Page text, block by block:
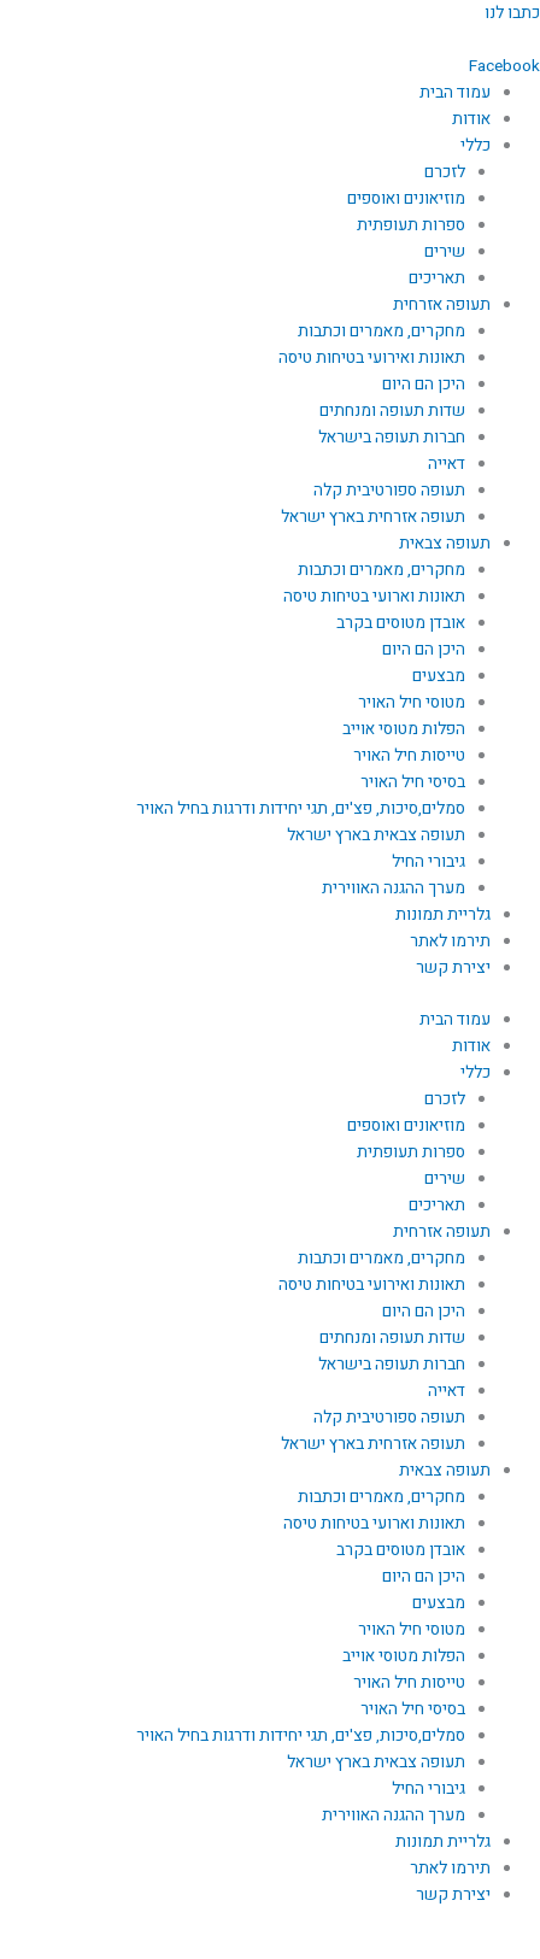
דילוג
כתבו לנו
Facebook
עמוד הבית
אודות
כללי
לזכרם
מוזיאונים ואוספים
ספרות תעופתית
שירים
תאריכים
תעופה אזרחית
מחקרים, מאמרים וכתבות
תאונות ואירועי בטיחות טיסה
היכן הם היום
שדות תעופה ומנחתים
חברות תעופה בישראל
דאייה
תעופה ספורטיבית קלה
תעופה אזרחית בארץ ישראל
תעופה צבאית
מחקרים, מאמרים וכתבות
תאונות וארועי בטיחות טיסה
אובדן מטוסים בקרב
היכן הם היום
מבצעים
מטוסי חיל האויר
הפלות מטוסי אוייב
טייסות חיל האויר
בסיסי חיל האויר
סמלים,סיכות, פצ'ים, תגי יחידות ודרגות בחיל האויר
תעופה צבאית בארץ ישראל
גיבורי החיל
מערך ההגנה האווירית
גלריית תמונות
תירמו לאתר
יצירת קשר
עמוד הבית
אודות
כללי
לזכרם
מוזיאונים ואוספים
ספרות תעופתית
שירים
תאריכים
תעופה אזרחית
מחקרים, מאמרים וכתבות
תאונות ואירועי בטיחות טיסה
היכן הם היום
שדות תעופה ומנחתים
חברות תעופה בישראל
דאייה
תעופה ספורטיבית קלה
תעופה אזרחית בארץ ישראל
תעופה צבאית
מחקרים, מאמרים וכתבות
תאונות וארועי בטיחות טיסה
אובדן מטוסים בקרב
היכן הם היום
מבצעים
מטוסי חיל האויר
הפלות מטוסי אוייב
טייסות חיל האויר
בסיסי חיל האויר
סמלים,סיכות, פצ'ים, תגי יחידות ודרגות בחיל האויר
תעופה צבאית בארץ ישראל
גיבורי החיל
מערך ההגנה האווירית
גלריית תמונות
תירמו לאתר
יצירת קשר